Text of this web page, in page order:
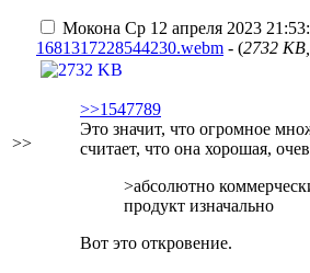
>>
Мокона Ср 12 апреля 2023
1681317228544230.webm - (2732
>>1547789
Это значит, что огромное
считает, что она хорошая,
>абсолютно
продукт изначально
Вот это откровение.